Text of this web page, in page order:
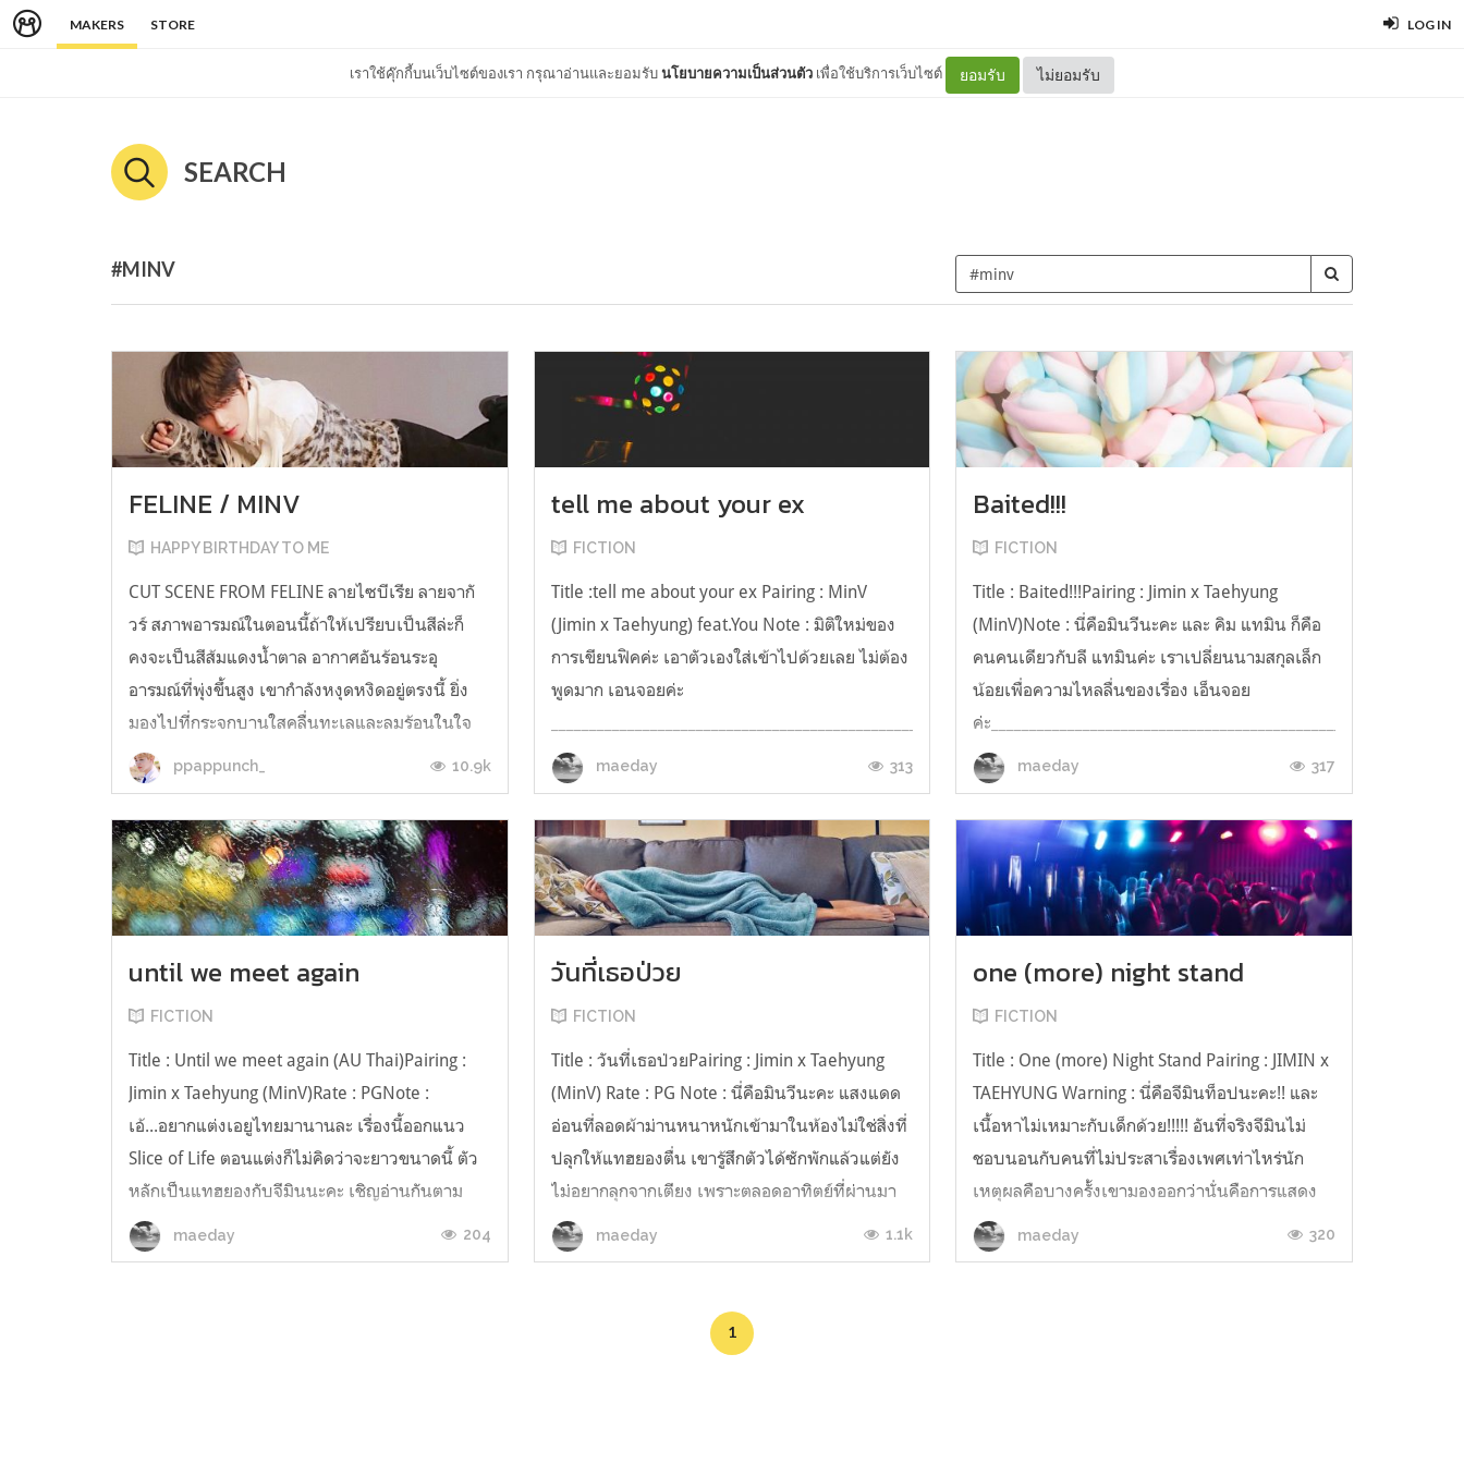
MAKERS STORE LOG IN
เราใช้คุ๊กกี้บนเว็บไซต์ของเรา กรุณาอ่านและยอมรับนโยบายความเป็นส่วนตัว เพื่อใช้บริการเว็บไซต์ ยอมรับ ไม่ยอมรับ
SEARCH
#MINV
FELINE / MINV
HAPPY BIRTHDAY TO ME
CUT SCENE FROM FELINE ลายไซบีเรีย ลายจากั
วร์ สภาพอารมณ์ในตอนนี้ถ้าให้เปรียบเป็นสีล่ะก็
คงจะเป็นสีส้มแดงน้ำตาล อากาศอันร้อนระอุ
อารมณ์ที่พุ่งขึ้นสูง เขากำลังหงุดหงิดอยู่ตรงนี้ ยิ่ง
มองไปที่กระจกบานใสคลื่นทะเลและลมร้อนในใจ
มันก็ยิ่งพัดวนเข้ามา แทฮยองปลดกระดุมจนแทบ
หมด แผ่นอกสีน้ำผึ้งที่มีกล้ามท้...
ppappunch_ 10.9k
tell me about your ex
FICTION
Title :tell me about your ex Pairing : MinV
(Jimin x Taehyung) feat.You Note : มิติใหม่ของ
การเขียนฟิคค่ะ เอาตัวเองใส่เข้าไปด้วยเลย ไม่ต้อง
พูดมาก เอนจอยค่ะ
_____________________________________________________________________________________________________
"เล่าเรื่องแฟนเก่าให้ฟังหน่อยสิ" ฉันพูดขึ...
maeday 313
Baited!!!
FICTION
Title : Baited!!!Pairing : Jimin x Taehyung
(MinV)Note : นี่คือมินวีนะคะ และ คิม แทมิน ก็คือ
คนคนเดียวกับลี แทมินค่ะ เราเปลี่ยนนามสกุลเล็ก
น้อยเพื่อความไหลลื่นของเรื่อง เอ็นจอย
ค่ะ
ร่างสมส่วนยกกระเป๋าน...
maeday 317
until we meet again
FICTION
Title : Until we meet again (AU Thai)Pairing :
Jimin x Taehyung (MinV)Rate : PGNote :
เอ้...อยากแต่งเอยูไทยมานานละ เรื่องนี้ออกแนว
Slice of Life ตอนแต่งก็ไม่คิดว่าจะยาวขนาดนี้ ตัว
หลักเป็นแทฮยองกับจีมินนะคะ เชิญอ่านกันตาม
สบายค่ะ แทน = แทฮยอง หมูแฮม = โฮซอกมีน = จี
มิน เรย์มอนด์ = นัมจุนจุ๊บ ...
maeday 204
วันที่เธอป่วย
FICTION
Title : วันที่เธอป่วยPairing : Jimin x Taehyung
(MinV) Rate : PG Note : นี่คือมินวีนะคะ แสงแดด
อ่อนที่ลอดผ้าม่านหนาหนักเข้ามาในห้องไม่ใช่สิ่งที่
ปลุกให้แทฮยองตื่น เขารู้สึกตัวได้ซักพักแล้วแต่ยัง
ไม่อยากลุกจากเตียง เพราะตลอดอาทิตย์ที่ผ่านมา
เขาต้องนอนดึกตื่นเช้า วิ่งวุ่นอยู่กับการดูแลงาน
แสดงศิลปะของศ...
maeday 1.1k
one (more) night stand
FICTION
Title : One (more) Night Stand Pairing : JIMIN x
TAEHYUNG Warning : นี่คือจีมินท็อปนะคะ!! และ
เนื้อหาไม่เหมาะกับเด็กด้วย!!!!! อันที่จริงจีมินไม่
ชอบนอนกับคนที่ไม่ประสาเรื่องเพศเท่าไหร่นัก
เหตุผลคือบางครั้งเขามองออกว่านั่นคือการแสดง
ไม่ใช่ความรู้สึกจริงๆ เสียหน่อย แล้วบางคนก็แสดง
ห่วยจนพาลทำให้เขาห...
maeday 320
1